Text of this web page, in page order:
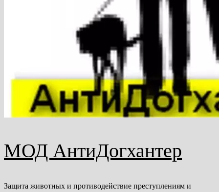
МОД АнтиДогхантер
Защита животных и противодействие преступлениям и